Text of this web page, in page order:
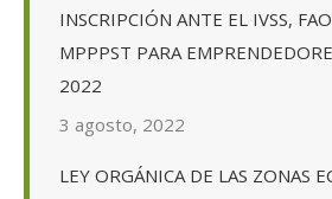
INSCRIPCIÓN ANTE EL IVSS,
MPPPST PARA
2022
3 agosto, 2022
LEY ORGÁNICA DE LAS ZONAS